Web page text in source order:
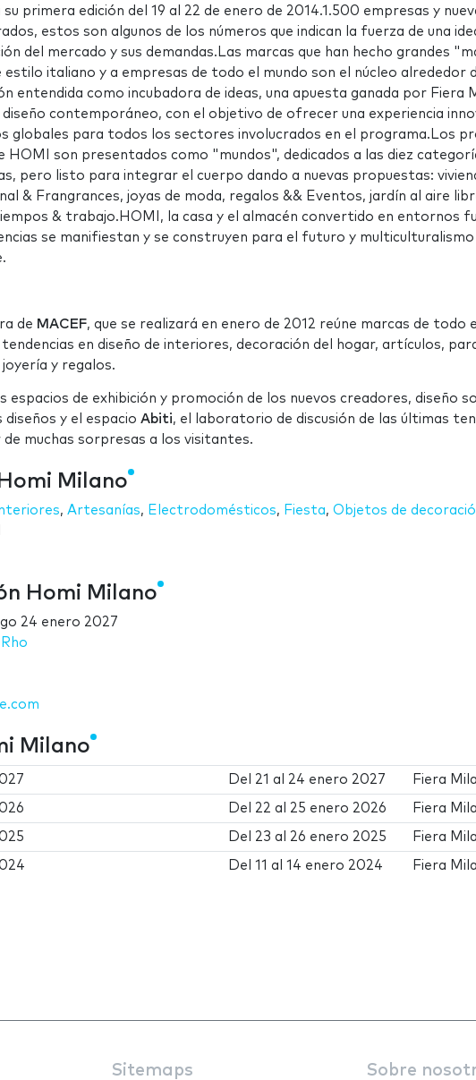
primera edición del 19 al 22 de enero de 2014.1.500 empresas y
estos son algunos de los números que indican la fuerza de una
del mercado y sus demandas.Las marcas que han hecho grandes
italiano y a empresas de todo el mundo son el núcleo alrededor
entendida como incubadora de ideas, una apuesta ganada por Fiera
contemporáneo, con el objetivo de ofrecer una experiencia
globales para todos los sectores involucrados en el programa.Los
HOMI son presentados como "mundos", dedicados a las diez
pero listo para integrar el cuerpo dando a nuevas propuestas:
& Frangrances, joyas de moda, regalos && Eventos, jardín al aire
& trabajo.HOMI, la casa y el almacén convertido en entornos
se manifiestan y se construyen para el futuro y multiculturalismo
de MACEF, que se realizará en enero de 2012 reúne marcas de todo
en diseño de interiores, decoración del hogar, artículos,
y regalos.
espacios de exhibición y promoción de los nuevos creadores, diseño
y el espacio Abiti, el laboratorio de discusión de las últimas
muchas sorpresas a los visitantes.
Milano
, Artesanías, Electrodomésticos, Fiesta, Objetos de
Homi Milano
24 enero 2027
Milano
Del 21 al 24 enero 2027 Fiera
Del 22 al 25 enero 2026 Fiera
Del 23 al 26 enero 2025 Fiera
Del11 al14 enero 2024 Fiera
Sitemaps Sobre